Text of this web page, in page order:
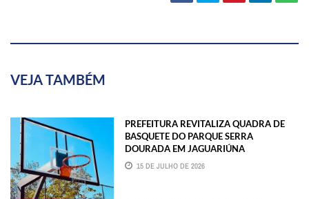
VEJA TAMBÉM
PREFEITURA REVITALIZA QUADRA DE
BASQUETE DO PARQUE SERRA
DOURADA EM JAGUARIÚNA
15 DE JULHO DE 2026